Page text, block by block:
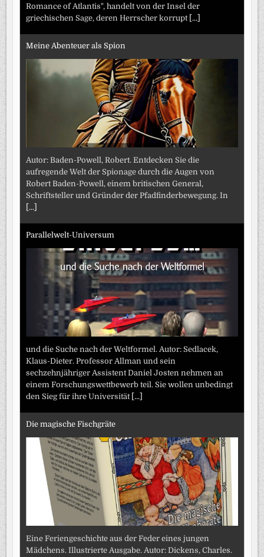
Romance of Atlantis", handelt von der Insel der
griechischen Sage, deren Herrscher korrupt [...]
Meine Abenteuer als Spion
Autor: Baden-Powell, Robert. Entdecken Sie die
aufregende Welt der Spionage durch die Augen von
Robert Baden-Powell, einem britischen General,
Schriftsteller und Gründer der Pfadfinderbewegung. In
[...]
Parallelwelt-Universum
und die Suche nach der Weltformel. Autor: Sedlacek,
Klaus-Dieter. Professor Allman und sein
sechzehnjähriger Assistent Daniel Josten nehmen an
einem Forschungswettbewerb teil. Sie wollen unbedingt
den Sieg für ihre Universität [...]
Die magische Fischgräte
Eine Feriengeschichte aus der Feder eines jungen
Mädchens. Illustrierte Ausgabe. Autor: Dickens, Charles.